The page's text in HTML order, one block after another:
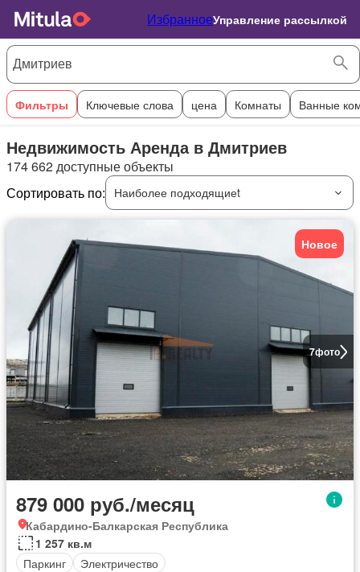
ИзбранноеУправление рассылкой
Фильтры Ключевые слова цена Комнаты Ванные
Недвижимость Аренда в Дмитриев
174 662 доступные объекты
Сортировать по:
Наиболее подходящиеt
7фото
Новое
879 000 руб./месяц
Кабардино-Балкарская Республика
1 257 кв.м
Паркинг
Электричество